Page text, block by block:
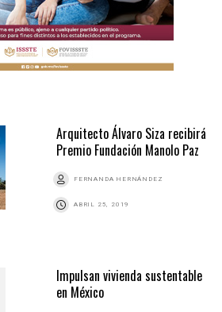
Arquitecto Álvaro Siza recibirá
Premio Fundación Manolo Paz
FERNANDA HERNÁNDEZ
ABRIL 25, 2019
Impulsan vivienda sustentable
en México